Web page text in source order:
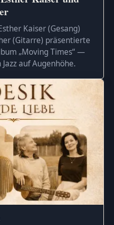
Kaiser (Gesang)
(Gitarre) präsentierte
„Moving Times“ —
auf Augenhöhe.